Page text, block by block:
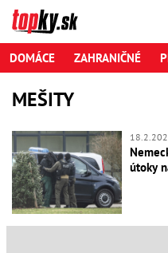
DOMÁCE ZAHRANIČNÉ
MEŠITY
útoky